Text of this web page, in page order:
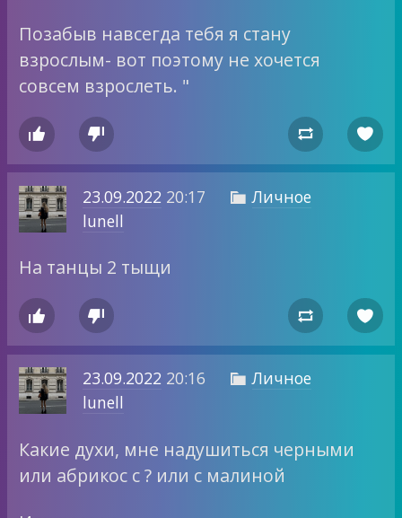
Позабыв навсегда тебя я стану
взрослым- вот поэтому не хочется
совсем взрослеть. "
   
23.09.2022 20:17  Личное
lunell
На танцы 2 тыщи
   
23.09.2022 20:16  Личное
lunell
Какие духи, мне надушиться черными
или абрикос с ? или с малиной